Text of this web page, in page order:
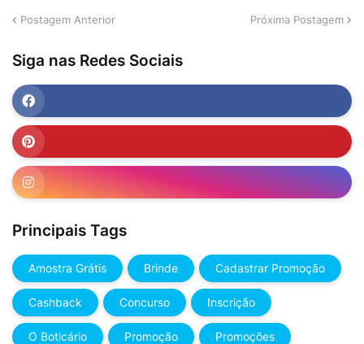
Postagem Anterior Próxima Postagem
Siga nas Redes Sociais
Principais Tags
Amostra Grátis Brinde Cadastrar Promoção
Cashback Concurso Inscrição
O Boticário Promoção Promoções